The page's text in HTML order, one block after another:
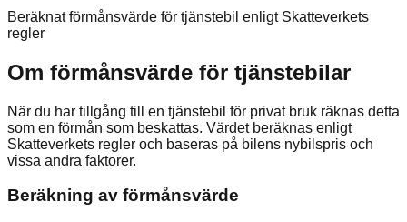
Beräknat förmånsvärde för tjänstebil enligt Skatteverkets
regler
Om förmånsvärde för tjänstebilar
När du har tillgång till en tjänstebil för privat bruk räknas detta
som en förmån som beskattas. Värdet beräknas enligt
Skatteverkets regler och baseras på bilens nybilspris och
vissa andra faktorer.
Beräkning av förmånsvärde